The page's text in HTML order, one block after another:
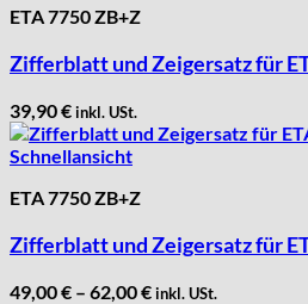
Otero
PUW
RL „Ronda"
ST "Standard "
Tissot
Unitas
ETA 7750 ZB+Z
Zifferblatt und Zeigersatz für
39,90€inkl. USt.
Schnellansicht
ETA 7750 ZB+Z
Zifferblatt und Zeigersatz für
49,00€ – 62,00€inkl. USt.